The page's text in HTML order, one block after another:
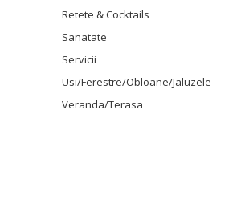
Retete & Cocktails
Sanatate
Servicii
Usi/Ferestre/Obloane/Jaluzele
Veranda/Terasa